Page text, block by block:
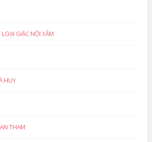
GIẶC NỘI XÂM
HUY
THAM